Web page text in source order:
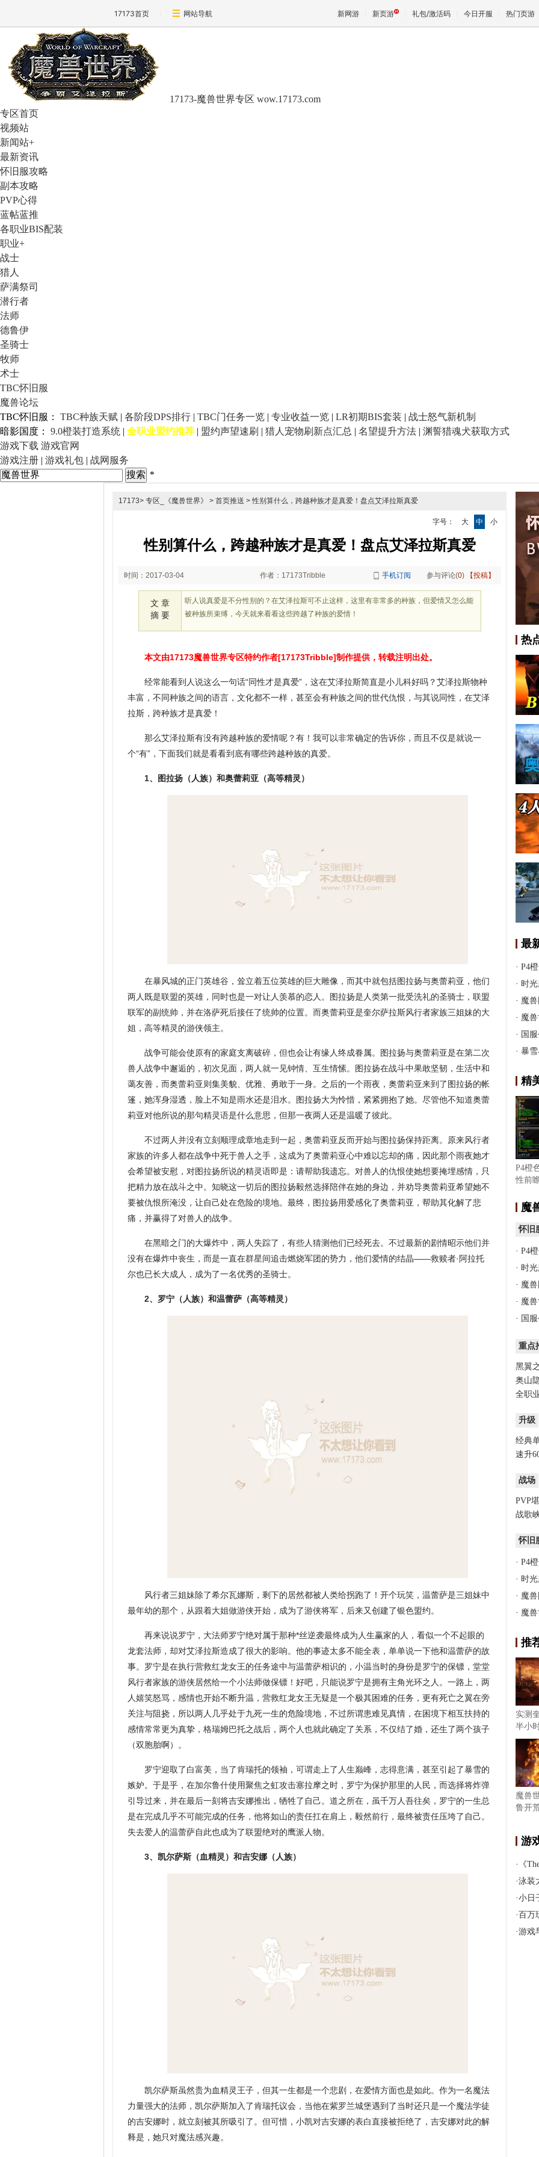
17173首页 网站导航 新网游 新页游 礼包/激活码 今日开服 热门页游
17173-魔兽世界专区 wow.17173.com
专区首页
视频站
新闻站+
最新资讯
怀旧服攻略
副本攻略
PVP心得
蓝帖蓝推
各职业BIS配装
职业+
战士
猎人
萨满祭司
潜行者
法师
德鲁伊
圣骑士
牧师
术士
TBC怀旧服
魔兽论坛
TBC怀旧服：
TBC种族天赋 | 各阶段DPS排行 | TBC门任务一览 | 专业收益一览 | LR初期BIS套装 | 战士怒气新机制
暗影国度：
9.0橙装打造系统 | 全职业盟约推荐 | 盟约声望速刷 | 猎人宠物刷新点汇总 | 名望提升方法 | 渊誓猎魂犬获取方式
游戏下载 游戏官网
游戏注册 | 游戏礼包 | 战网服务
*
17173> 专区_《魔兽世界》 > 首页推送 > 性别算什么，跨越种族才是真爱！盘点艾泽拉斯真爱
字号： 大 中 小
性别算什么，跨越种族才是真爱！盘点艾泽拉斯真爱
时间：2017-03-04
10:50
作者：17173Tribble 手机订阅 参与评论(0) 【投稿】
文 章
摘 要
听人说真爱是不分性别的？在艾泽拉斯可不止这样，这里有非常多的种族，但爱情又怎么能
被种族所束缚，今天就来看看这些跨越了种族的爱情！
本文由17173魔兽世界专区特约作者[17173Tribble]制作提供，转载注明出处。
经常能看到人说这么一句话“同性才是真爱”，这在艾泽拉斯简直是小儿科好吗？艾泽拉斯物种
丰富，不同种族之间的语言，文化都不一样，甚至会有种族之间的世代仇恨，与其说同性，在艾泽
拉斯，跨种族才是真爱！
那么艾泽拉斯有没有跨越种族的爱情呢？有！我可以非常确定的告诉你，而且不仅是就说一
个“有”，下面我们就是看看到底有哪些跨越种族的真爱。
1、图拉扬（人族）和奥蕾莉亚（高等精灵）
在暴风城的正门英雄谷，耸立着五位英雄的巨大雕像，而其中就包括图拉扬与奥蕾莉亚，他们
两人既是联盟的英雄，同时也是一对让人羡慕的恋人。图拉扬是人类第一批受洗礼的圣骑士，联盟
联军的副统帅，并在洛萨死后接任了统帅的位置。而奥蕾莉亚是奎尔萨拉斯风行者家族三姐妹的大
姐，高等精灵的游侠领主。
战争可能会使原有的家庭支离破碎，但也会让有缘人终成眷属。图拉扬与奥蕾莉亚是在第二次
兽人战争中邂逅的，初次见面，两人就一见钟情、互生情愫。图拉扬在战斗中果敢坚韧，生活中和
蔼友善，而奥蕾莉亚则集美貌、优雅、勇敢于一身。之后的一个雨夜，奥蕾莉亚来到了图拉扬的帐
篷，她浑身湿透，脸上不知是雨水还是泪水。图拉扬大为怜惜，紧紧拥抱了她。尽管他不知道奥蕾
莉亚对他所说的那句精灵语是什么意思，但那一夜两人还是温暖了彼此。
不过两人并没有立刻顺理成章地走到一起，奥蕾莉亚反而开始与图拉扬保持距离。原来风行者
家族的许多人都在战争中死于兽人之手，这成为了奥蕾莉亚心中难以忘却的痛，因此那个雨夜她才
会希望被安慰，对图拉扬所说的精灵语即是：请帮助我遗忘。对兽人的仇恨使她想要掩埋感情，只
把精力放在战斗之中。知晓这一切后的图拉扬毅然选择陪伴在她的身边，并劝导奥蕾莉亚希望她不
要被仇恨所淹没，让自己处在危险的境地。最终，图拉扬用爱感化了奥蕾莉亚，帮助其化解了悲
痛，并赢得了对兽人的战争。
在黑暗之门的大爆炸中，两人失踪了，有些人猜测他们已经死去。不过最新的剧情昭示他们并
没有在爆炸中丧生，而是一直在群星间追击燃烧军团的势力，他们爱情的结晶——救赎者·阿拉托
尔也已长大成人，成为了一名优秀的圣骑士。
2、罗宁（人族）和温蕾萨（高等精灵）
风行者三姐妹除了希尔瓦娜斯，剩下的居然都被人类给拐跑了！开个玩笑，温蕾萨是三姐妹中
最年幼的那个，从跟着大姐做游侠开始，成为了游侠将军，后来又创建了银色盟约。
再来说说罗宁，大法师罗宁绝对属于那种*丝逆袭最终成为人生赢家的人，看似一个不起眼的
龙套法师，却对艾泽拉斯造成了很大的影响。他的事迹太多不能全表，单单说一下他和温蕾萨的故
事。罗宁是在执行营救红龙女王的任务途中与温蕾萨相识的，小温当时的身份是罗宁的保镖，堂堂
风行者家族的游侠居然给一个小法师做保镖！好吧，只能说罗宁是拥有主角光环之人。一路上，两
人嬉笑怒骂，感情也开始不断升温，营救红龙女王无疑是一个极其困难的任务，更有死亡之翼在旁
关注与阻挠，所以两人几乎处于九死一生的危险境地，不过所谓患难见真情，在困境下相互扶持的
感情常常更为真挚，格瑞姆巴托之战后，两个人也就此确定了关系，不仅结了婚，还生了两个孩子
（双胞胎啊）。
罗宁迎取了白富美，当了肯瑞托的领袖，可谓走上了人生巅峰，志得意满，甚至引起了暴雪的
嫉妒。于是乎，在加尔鲁什使用聚焦之虹攻击塞拉摩之时，罗宁为保护那里的人民，而选择将炸弹
引导过来，并在最后一刻将吉安娜推出，牺牲了自己。道之所在，虽千万人吾往矣，罗宁的一生总
是在完成几乎不可能完成的任务，他将如山的责任扛在肩上，毅然前行，最终被责任压垮了自己。
失去爱人的温蕾萨自此也成为了联盟绝对的鹰派人物。
3、凯尔萨斯（血精灵）和吉安娜（人族）
凯尔萨斯虽然贵为血精灵王子，但其一生都是一个悲剧，在爱情方面也是如此。作为一名魔法
力量强大的法师，凯尔萨斯加入了肯瑞托议会，当他在紫罗兰城堡遇到了当时还只是一个魔法学徒
的吉安娜时，就立刻被其所吸引了。但可惜，小凯对吉安娜的表白直接被拒绝了，吉安娜对此的解
释是，她只对魔法感兴趣。
热
最
· P4
· 时光
· 魔兽
· 魔
· 国
· 暴
精
P4橙
性前
魔
怀旧
· P4
· 时光
· 魔兽
· 魔
· 国
重点
黑翼
奥山
全职
升级
经典
速升
战场
PVP
战歌
怀旧
· P4
· 时光
· 魔兽
· 魔
推
实测
半小
魔兽
鲁开
游
·
《
·泳装太
·小日
·百万玩
·游戏早